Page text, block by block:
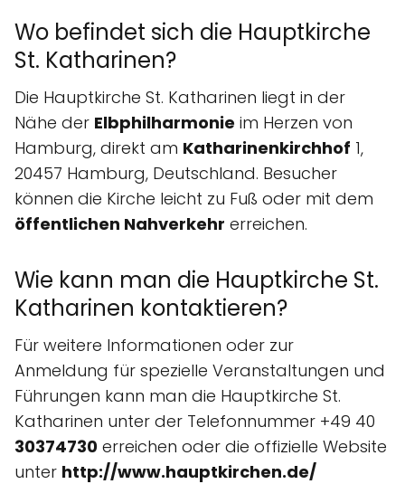
Wo befindet sich die Hauptkirche
St. Katharinen?
Die Hauptkirche St. Katharinen liegt in der
Nähe der Elbphilharmonie im Herzen von
Hamburg, direkt am Katharinenkirchhof 1,
20457 Hamburg, Deutschland. Besucher
können die Kirche leicht zu Fuß oder mit dem
öffentlichen Nahverkehr erreichen.
Wie kann man die Hauptkirche St.
Katharinen kontaktieren?
Für weitere Informationen oder zur
Anmeldung für spezielle Veranstaltungen und
Führungen kann man die Hauptkirche St.
Katharinen unter der Telefonnummer +49 40
30374730 erreichen oder die offizielle Website
unter http://www.hauptkirchen.de/